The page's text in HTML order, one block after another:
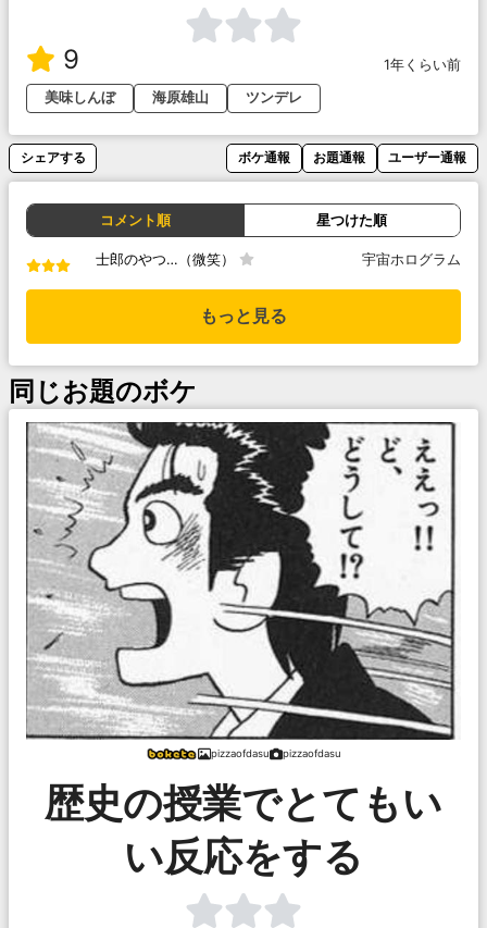
9
1年くらい前
美味しんぼ
海原雄山 ツンデレ
シェアする ボケ通報 お題通報 ユーザー通報
コメント順 星つけた順
士郎のやつ…（微笑） 宇宙ホログラム
もっと見る
同じお題のボケ
pizzaofdasu pizzaofdasu
歴史の授業でとてもい
い反応をする